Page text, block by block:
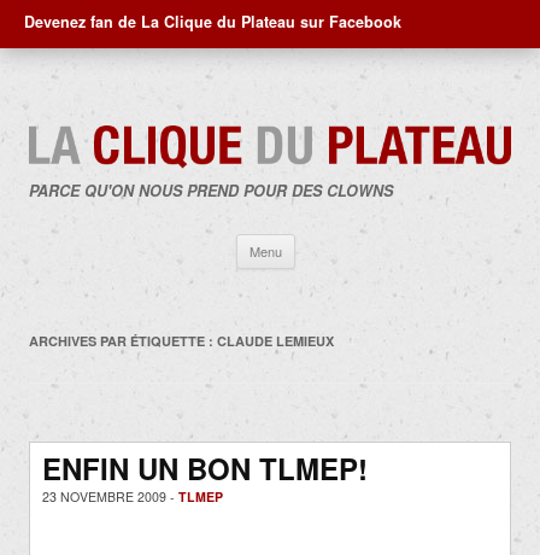
Devenez fan de La Clique du Plateau sur Facebook
PARCE QU'ON NOUS PREND POUR DES CLOWNS
Menu
contenu
ARCHIVES PAR ÉTIQUETTE : CLAUDE LEMIEUX
ENFIN UN BON TLMEP!
23 NOVEMBRE 2009 - TLMEP